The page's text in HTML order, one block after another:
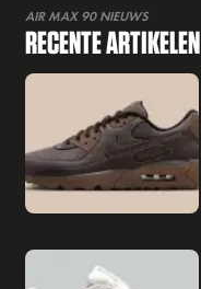
AIR MAX 90 NIEUWS
RECENTE ARTIKELEN